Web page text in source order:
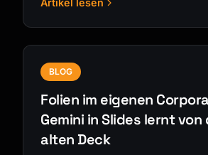
Artikel lesen
BLOG
Folien im eigenen
Gemini in Slides lernt von
alten Deck